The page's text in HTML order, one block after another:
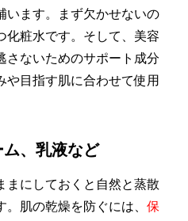
います。まず欠かせないの
化粧水です。そして、美容
さないためのサポート成分
や目指す肌に合わせて使用
、乳液など
まにしておくと自然と蒸散
肌の乾燥を防ぐには、 保